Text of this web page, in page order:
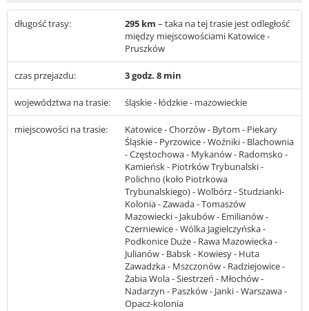
długość trasy: 295 km – taka na tej trasie jest odległość
między miejscowościami Katowice -
Pruszków
czas przejazdu: 3 godz. 8 min
województwa na trasie: śląskie - łódzkie - mazowieckie
miejscowości na trasie:
Katowice - Chorzów - Bytom - Piekary
Śląskie - Pyrzowice - Woźniki - Blachownia
- Częstochowa - Mykanów - Radomsko -
Kamieńsk - Piotrków Trybunalski -
Polichno (koło Piotrkowa
Trybunalskiego) - Wolbórz - Studzianki-
Kolonia - Zawada - Tomaszów
Mazowiecki - Jakubów - Emilianów -
Czerniewice - Wólka Jagielczyńska -
Podkonice Duże - Rawa Mazowiecka -
Julianów - Babsk - Kowiesy - Huta
Zawadzka - Mszczonów - Radziejowice -
Żabia Wola - Siestrzeń - Młochów -
Nadarzyn - Paszków - Janki - Warszawa -
Opacz-kolonia